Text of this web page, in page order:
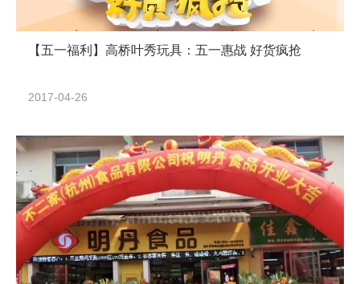
【五一福利】高桥叶秀玩具：五一惠战 好货疯抢
2017-04-26